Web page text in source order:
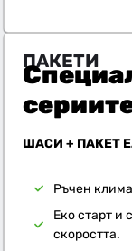
ПАКЕТИ
ШАСИ + ПАКЕТ
Ръчен
Еко старт и
скоростта.